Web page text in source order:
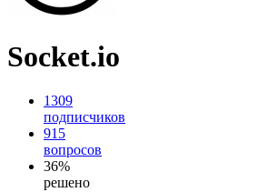
Socket.io
1309
подписчиков
915
вопросов
36%
решено